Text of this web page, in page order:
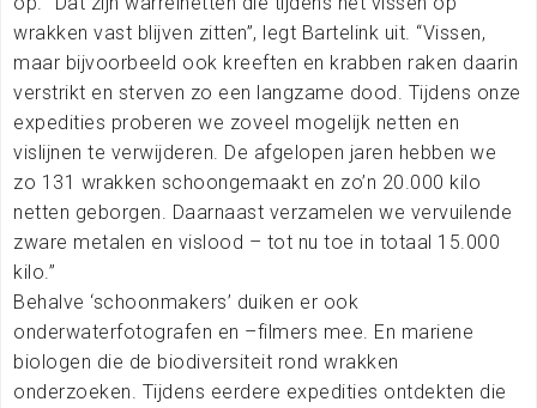
wrakken vast blijven zitten”, legt Bartelink uit. “Vissen,
maar bijvoorbeeld ook kreeften en krabben raken daarin
verstrikt en sterven zo een langzame dood. Tijdens onze
expedities proberen we zoveel mogelijk netten en
vislijnen te verwijderen. De afgelopen jaren hebben we
zo 131 wrakken schoongemaakt en zo’n 20.000 kilo
netten geborgen. Daarnaast verzamelen we vervuilende
zware metalen en vislood – tot nu toe in totaal 15.000
kilo.”
Behalve ‘schoonmakers’ duiken er ook
onderwaterfotografen en –filmers mee. En mariene
biologen die de biodiversiteit rond wrakken
onderzoeken. Tijdens eerdere expedities ontdekten die